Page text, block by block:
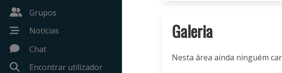
Grupos
Notícias
Chat
Encontrar utilizador
Galeria
Nesta área ainda ninguém